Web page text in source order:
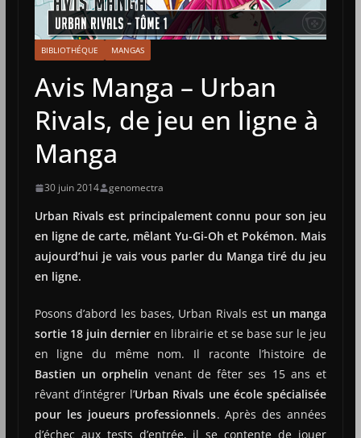
BIBLIOTHÉQUE MANGAS
Avis Manga – Urban
Rivals, de jeu en ligne à
Manga
30 juin 2014 genomectra
Urban Rivals est principalement connu pour son jeu
en ligne de carte, mêlant Yu-Gi-Oh et Pokémon. Mais
aujourd’hui je vais vous parler du Manga tiré du jeu
en ligne.
Posons d’abord les bases, Urban Rivals estun manga
sortie 18 juin dernier en librairie et se base sur le jeu
en ligne du même nom. Il raconte l’histoire de
Bastien un orphelin venant de fêter ses 15 ans et
rêvant d’intégrer l’Urban Rivals une école spécialisée
pour les joueurs professionnels. Après des années
d’échec aux tests d’entrée, il se contente de jouer